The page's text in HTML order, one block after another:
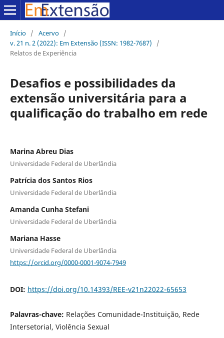
Início / Acervo /
v. 21 n. 2 (2022): Em Extensão (ISSN: 1982-7687)
/
Relatos de Experiência
Desafios e possibilidades da
extensão universitária para a
qualificação do trabalho em rede
Marina Abreu Dias
Universidade Federal de Uberlândia
Patrícia dos Santos Rios
Universidade Federal de Uberlândia
Amanda Cunha Stefani
Universidade Federal de Uberlândia
Mariana Hasse
Universidade Federal de Uberlândia
https://orcid.org/0000-0001-9074-7949
DOI: https://doi.org/10.14393/REE-v21n22022-65653
Palavras-chave: Relações Comunidade-Instituição, Rede
Intersetorial, Violência Sexual